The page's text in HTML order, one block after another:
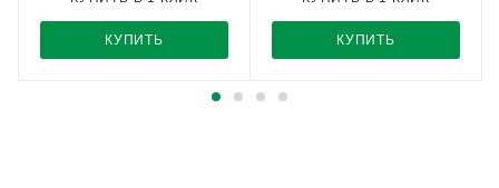
КУПИТЬ КУПИТЬ